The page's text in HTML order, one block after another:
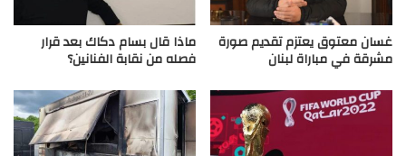
غسان معتوق يعتزم تقديم صورة
مشرقة في مباراة لبنان
ماذا قال بسام دكاك بعد قرار
فصله من نقابة الفنانين؟